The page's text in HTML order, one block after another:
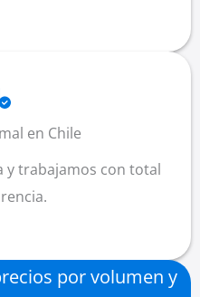
en Chile
y trabajamos con total
por volumen y